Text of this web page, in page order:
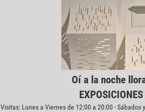
Oí a la noche
EXPOSICIONES
Visitas: Lunes a Viernes de 12:00 a 20:00 - Sábados